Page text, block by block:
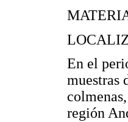
En el
muestras
región